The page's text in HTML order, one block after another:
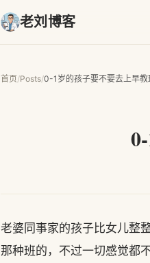
老刘博客
首页/Posts/0-1岁的孩子要不要去上早教
老婆同事家的孩子比女儿整
那种班的，不过一切感觉都